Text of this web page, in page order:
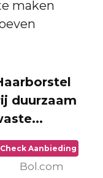
maken
duurzaam
Check Aanbieding
Bol.com